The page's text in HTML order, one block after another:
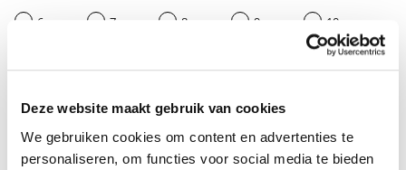
Deze website maakt gebruik van cookies
We gebruiken cookies om content en advertenties te
personaliseren, om functies voor social media te bieden
6
7 8 9
10